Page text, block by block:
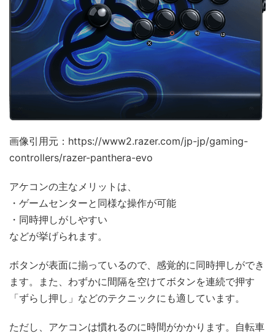
画像引用元：https://www2.razer.com/jp-jp/gaming-
controllers/razer-panthera-evo
アケコンの主なメリットは、
・ゲームセンターと同様な操作が可能
・同時押しがしやすい
などが挙げられます。
ボタンが表面に揃っているので、感覚的に同時押しができ
ます。また、わずかに間隔を空けてボタンを連続で押す
「ずらし押し」などのテクニックにも適しています。
ただし、アケコンは慣れるのに時間がかかります。自転車